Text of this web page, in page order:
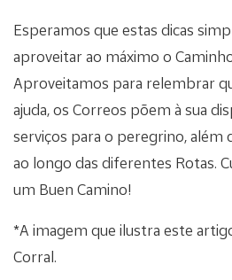
Esperamos que estas dicas
aproveitar ao máximo o
Aproveitamos para relembrar
ajuda, os Correos põem à sua
serviços para o peregrino, além
ao longo das diferentes Rotas.
um Buen Camino!
*A imagem que ilustra este
Corral.